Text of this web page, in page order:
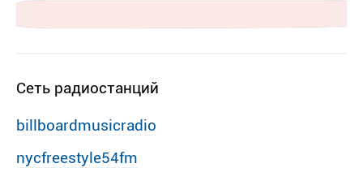
Сеть радиостанций
billboardmusicradio
nycfreestyle54fm